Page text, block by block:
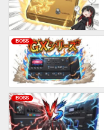
BOSS
BOSS